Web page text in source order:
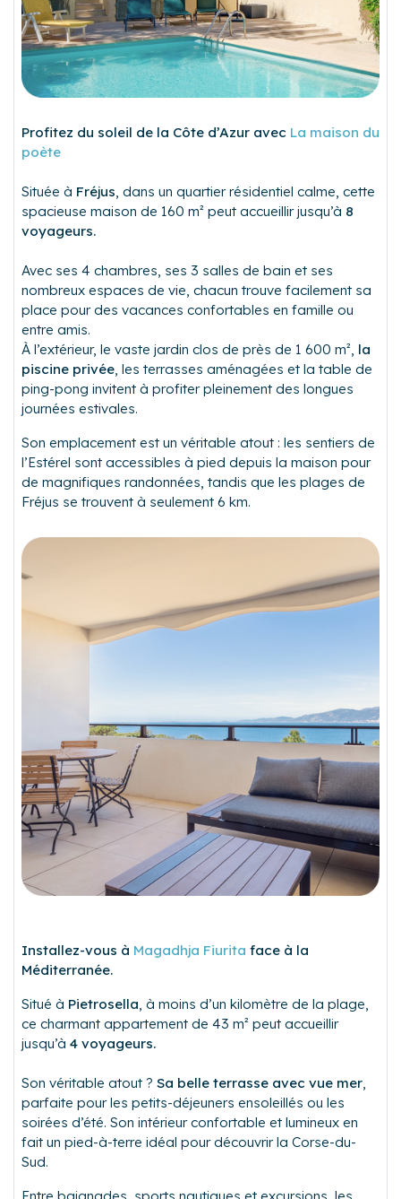
Profitez du soleil de la Côte d’Azur avec La maison du
poète
Située à Fréjus, dans un quartier résidentiel calme, cette
spacieuse maison de 160 m² peut accueillir jusqu’à 8
voyageurs.
Avec ses 4 chambres, ses 3 salles de bain et ses
nombreux espaces de vie, chacun trouve facilement sa
place pour des vacances confortables en famille ou
entre amis.
À l’extérieur, le vaste jardin clos de près de 1 600 m², la
piscine privée, les terrasses aménagées et la table de
ping-pong invitent à profiter pleinement des longues
journées estivales.
Son emplacement est un véritable atout : les sentiers de
l’Estérel sont accessibles à pied depuis la maison pour
de magnifiques randonnées, tandis que les plages de
Fréjus se trouvent à seulement 6 km.
Installez-vous à Magadhja Fiurita face à la
Méditerranée.
Situé à Pietrosella, à moins d’un kilomètre de la plage,
ce charmant appartement de 43 m² peut accueillir
jusqu’à 4 voyageurs.
Son véritable atout ? Sa belle terrasse avec vue mer,
parfaite pour les petits-déjeuners ensoleillés ou les
soirées d’été. Son intérieur confortable et lumineux en
fait un pied-à-terre idéal pour découvrir la Corse-du-
Sud.